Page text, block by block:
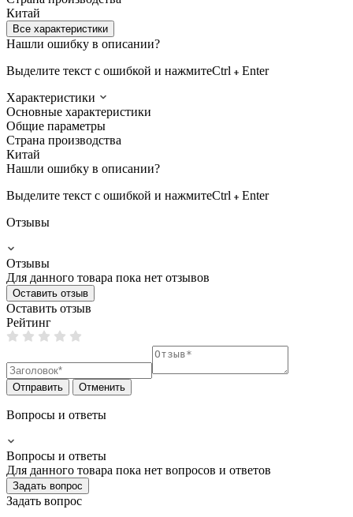
Китай
Все характеристики
Нашли ошибку в описании?
Выделите текст с ошибкой и нажмитеCtrl
Enter
Характеристики
Основные характеристики
Общие параметры
Страна производства
Китай
Нашли ошибку в описании?
Выделите текст с ошибкой и нажмитеCtrl
Enter
Отзывы
Отзывы
Для данного товара пока нет отзывов
Оставить отзыв
Оставить отзыв
Рейтинг
Отправить Отменить
Вопросы и ответы
Вопросы и ответы
Для данного товара пока нет вопросов и ответов
Задать вопрос
Задать вопрос